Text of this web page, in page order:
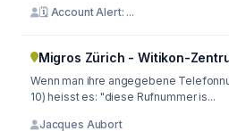
🗓 Account Alert: ...
Migros Zürich - Witikon-
Wenn man ihre angegebene Telefonnummer
10) heisst es: "diese Rufnummer is...
Jacques Aubort